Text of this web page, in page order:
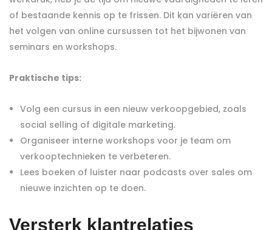
of bestaande kennis op te frissen. Dit kan variëren van
het volgen van online cursussen tot het bijwonen van
seminars en workshops.
Praktische tips:
Volg een cursus in een nieuw verkoopgebied, zoals
social selling of digitale marketing.
Organiseer interne workshops voor je team om
verkooptechnieken te verbeteren.
Lees boeken of luister naar podcasts over sales om
nieuwe inzichten op te doen.
Versterk klantrelaties